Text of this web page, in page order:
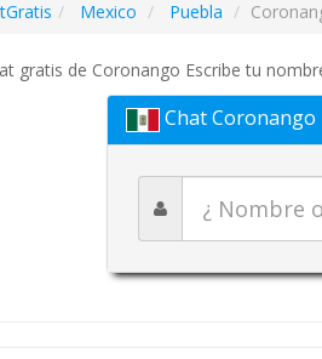
Mexico Puebla
gratis de Coronango Escribe tu
Chat Coronango